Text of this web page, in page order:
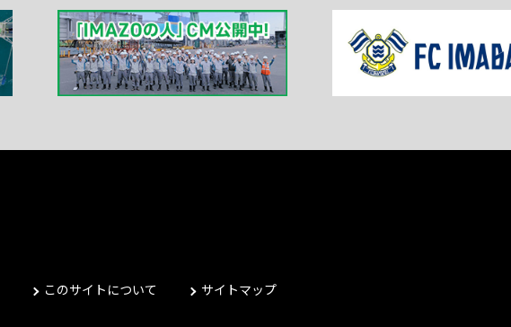
このサイトについて サイトマップ